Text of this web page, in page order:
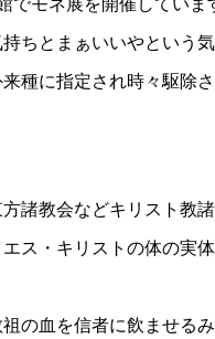
ちとまぁいいやという気
種に指定され時々駆除さ
諸教会などキリスト教
ス・キリストの体の実
の血を信者に飲ませる